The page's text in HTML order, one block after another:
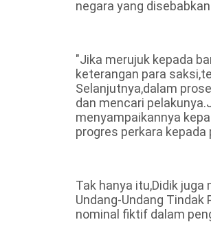
negara yang
"Jika merujuk kepada
keterangan para
Selanjutnya,dalam
dan mencari
menyampaikannya
progres perkara
Tak hanya itu,Didik
Undang-Undang
nominal fiktif dalam